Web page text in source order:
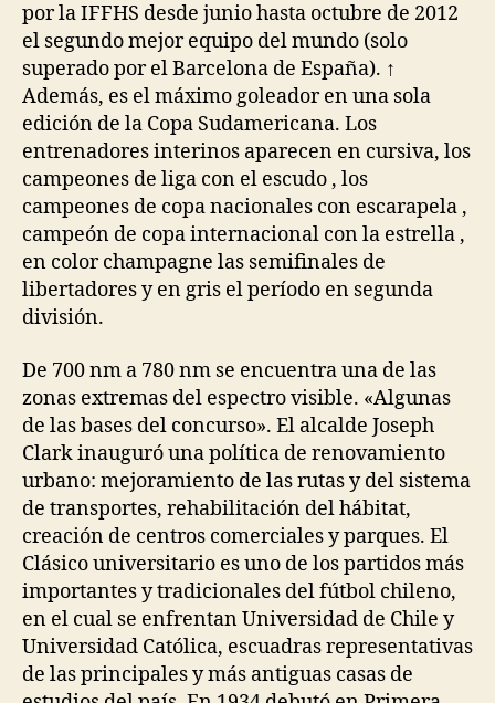
por la IFFHS desde junio hasta octubre de 2012
el segundo mejor equipo del mundo (solo
superado por el Barcelona de España). ↑
Además, es el máximo goleador en una sola
edición de la Copa Sudamericana. Los
entrenadores interinos aparecen en cursiva, los
campeones de liga con el escudo , los
campeones de copa nacionales con escarapela ,
campeón de copa internacional con la estrella ,
en color champagne las semifinales de
libertadores y en gris el período en segunda
división.
De 700 nm a 780 nm se encuentra una de las
zonas extremas del espectro visible. «Algunas
de las bases del concurso». El alcalde Joseph
Clark inauguró una política de renovamiento
urbano: mejoramiento de las rutas y del sistema
de transportes, rehabilitación del hábitat,
creación de centros comerciales y parques. El
Clásico universitario es uno de los partidos más
importantes y tradicionales del fútbol chileno,
en el cual se enfrentan Universidad de Chile y
Universidad Católica, escuadras representativas
de las principales y más antiguas casas de